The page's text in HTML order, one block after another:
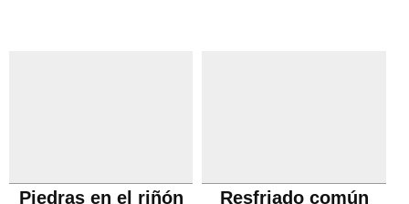
Piedras en el riñón Resfriado común